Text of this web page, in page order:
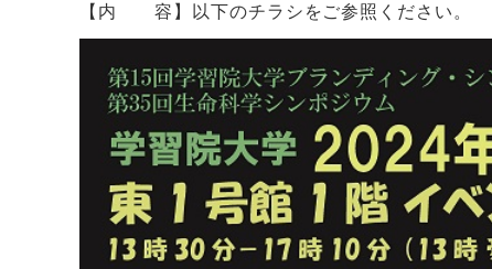
【内 容】以下のチラシをご参照ください。